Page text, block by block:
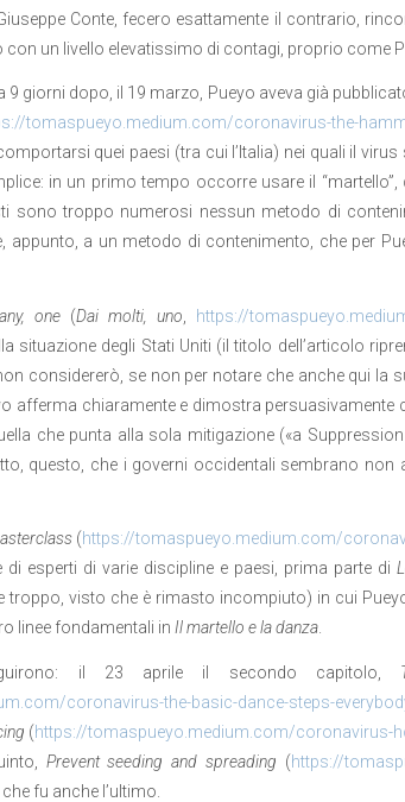
Conte, fecero esattamente il contrario,
un livello elevatissimo di contagi, proprio come
9 giorni dopo, il 19 marzo, Pueyo aveva già
tomaspueyo.medium.com/coronavirus-the-
quei paesi (tra cui l’Italia) nei quali il
in un primo tempo occorre usare il
sono troppo numerosi nessun metodo di
appunto, a un metodo di contenimento, che per
one(Dai molti, uno https://
situazione degli Stati Uniti (il titolo dell’articolo
considererò, se non per notare che anche qui la
afferma chiaramente e dimostra
che punta alla sola mitigazione («a
questo, che i governi occidentali sembrano
(https://tomaspueyo.medium.com/
esperti di varie discipline e paesi, prima parte di
troppo, visto che è rimasto incompiuto) in cui
linee fondamentali in Il martello e la danza.
il 23 aprile il secondo capitolo,
coronavirus-the-basic-dance-steps-
(https://tomaspueyo.medium.com/coronavirus-
Prevent seeding and spreading (https://
che fu anche l’ultimo.